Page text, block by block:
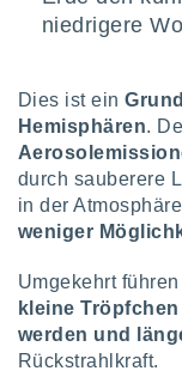
niedrigere
Dies ist ein
Hemisphären.
durch sauberere
in der
weniger
Umgekehrt
kleine Tröpfchen
werden und
Rückstrahlkraft.